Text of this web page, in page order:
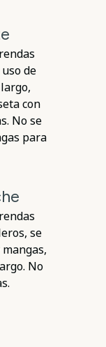
de
con
No se
para
se
No